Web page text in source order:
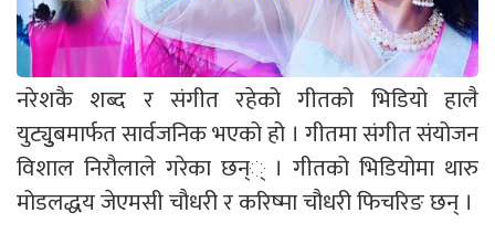
नरेशकै शब्द र संगीत रहेको गीतको भिडियो हालै
युट्युुबमार्फत सार्वजनिक भएको हो । गीतमा संगीत संयोजन
विशाल निरौलाले गरेका छन्् । गीतको भिडियोमा थारु
मोडलद्धय जेएमसी चौधरी र करिष्मा चौधरी फिचरिङ छन् ।